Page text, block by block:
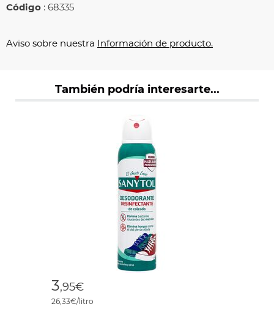
Código : 68335
Aviso sobre nuestra Información de producto.
También podría interesarte...
3,95€
26,33€/litro